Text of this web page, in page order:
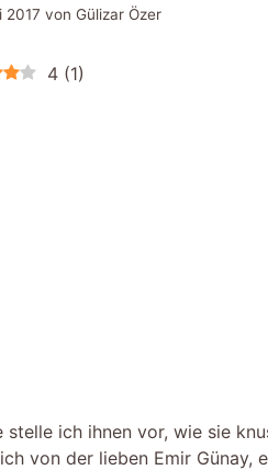
2017 von Gülizar Özer
4 (1)
stelle ich ihnen vor, wie sie
von der lieben Emir Günay,